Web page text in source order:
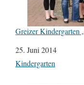
Greizer Kindergarten
Datum
25. Juni 2014
In Bezug auf
Kindergarten